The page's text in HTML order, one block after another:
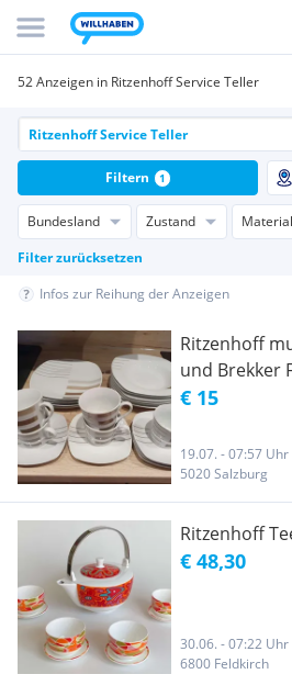
52 Anzeigen in Ritzenhoff Service Teller
Bundesland Zustand Material
Filter zurücksetzen
Filtern 1
Infos zur Reihung der Anzeigen
Ritzenhoff
und Brekker
Porzellan
€ 15
19.07. - 07:57 Uhr
5020 Salzburg
Ritzenhoff
€ 48,30
30.06. - 07:22 Uhr
6800 Feldkirch